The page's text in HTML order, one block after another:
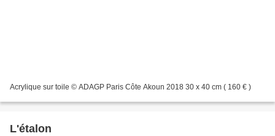
Acrylique sur toile © ADAGP Paris Côte Akoun 2018 30 x 40 cm ( 160 € )
L'étalon